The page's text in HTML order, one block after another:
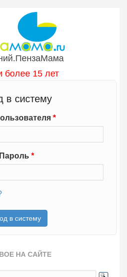
более 15 лет
в систему
*
Пароль *
НА САЙТЕ